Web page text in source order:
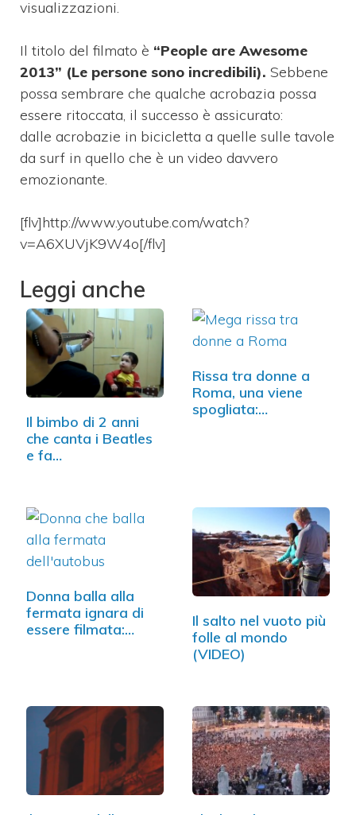
visualizzazioni.
Il titolo del filmato è “People are Awesome
2013” (Le persone sono incredibili). Sebbene
possa sembrare che qualche acrobazia possa
essere ritoccata, il successo è assicurato:
dalle acrobazie in bicicletta a quelle sulle tavole
da surf in quello che è un video davvero
emozionante.
[flv]http://www.youtube.com/watch?
v=A6XUVjK9W4o[/flv]
Leggi anche
Il bimbo di 2 anni
che canta i Beatles
e fa…
Rissa tra donne a
Roma, una viene
spogliata:…
Donna balla alla
fermata ignara di
essere filmata:…
Il salto nel vuoto più
folle al mondo
(VIDEO)